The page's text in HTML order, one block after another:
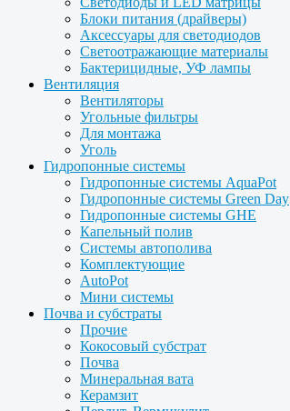
Блоки питания (драйверы)
Аксессуары для светодиодов
Светоотражающие материалы
Бактерицидные, УФ лампы
Вентиляция
Вентиляторы
Угольные фильтры
Для монтажа
Уголь
Гидропонные системы
Гидропонные системы AquaPot
Гидропонные системы Green Day
Гидропонные системы GHE
Капельный полив
Системы автополива
Комплектующие
AutoPot
Мини системы
Почва и субстраты
Прочие
Кокосовый субстрат
Почва
Минеральная вата
Керамзит